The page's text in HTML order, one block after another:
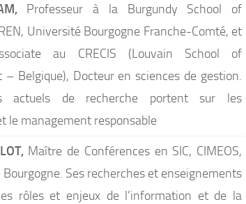
Professeur à la Burgundy School of
Université Bourgogne Franche-Comté, et
au CRECIS (Louvain School of
– Belgique), Docteur en sciences de gestion.
actuels de recherche portent sur les
le management responsable
Maître de Conférences en SIC, CIMEOS,
Ses recherches et enseignements
rôles et enjeux de l’information et de la